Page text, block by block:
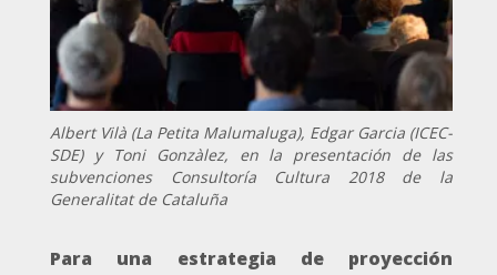
Albert Vilà (La Petita Malumaluga), Edgar Garcia (ICEC-
SDE) y Toni Gonzàlez, en la presentación de las
subvenciones Consultoría Cultura 2018 de la
Generalitat de Cataluña
Para una estrategia de proyección